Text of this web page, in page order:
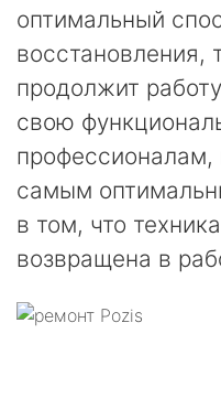
оптимальный
восстановления,
продолжит
свою
профессионалам,
самым
в том, что
возвращена в